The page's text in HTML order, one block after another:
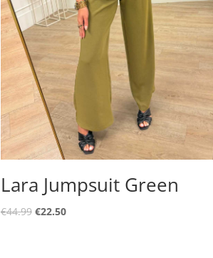
Lara Jumpsuit Green
€44.99 Oorspronkelijke
€22.50Huidige